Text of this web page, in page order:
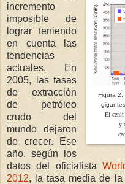
Figura 2.
gigantes
El cenit
y
incremento
imposible de
lograr teniendo
en cuenta las
tendencias
actuales. En
2005, las tasas
de extracción
de petróleo
crudo del
mundo dejaron
de crecer. Ese
año, según los
datos del oficialista
2012, la tasa media de